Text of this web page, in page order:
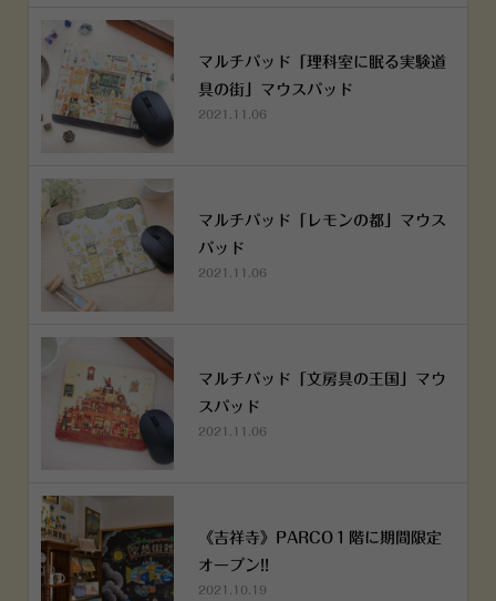
マルチパッド「理科室に眠る実験道
具の街」マウスパッド
2021.11.06
マルチパッド「レモンの都」マウス
パッド
2021.11.06
マルチパッド「文房具の王国」マウ
スパッド
2021.11.06
《吉祥寺》PARCO１階に期間限定
オープン!!
2021.10.19